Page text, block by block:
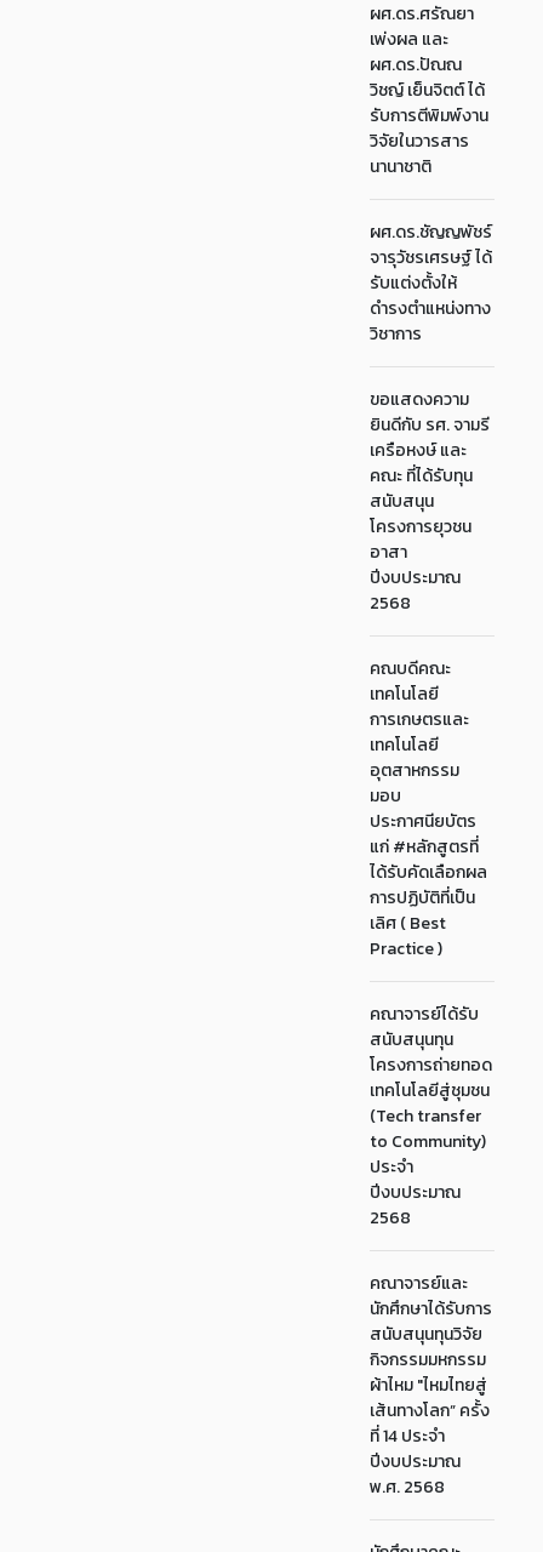
ผศ.ดร.ศรัณยา
เพ่งผล และ
ผศ.ดร.ปัณณ
วิชญ์ เย็นจิตต์ ได้
รับการตีพิมพ์งาน
วิจัยในวารสาร
นานาชาติ
ผศ.ดร.ชัญญพัชร์
จารุวัชรเศรษฐ์ ได้
รับแต่งตั้งให้
ดำรงตำแหน่งทาง
วิชาการ
ขอแสดงความ
ยินดีกับ รศ. จามรี
เครือหงษ์ และ
คณะ ที่ได้รับทุน
สนับสนุน
โครงการยุวชน
อาสา
ปีงบประมาณ
2568
คณบดีคณะ
เทคโนโลยี
การเกษตรและ
เทคโนโลยี
อุตสาหกรรม
มอบ
ประกาศนียบัตร
แก่ #หลักสูตรที่
ได้รับคัดเลือกผล
การปฏิบัติที่เป็น
เลิศ ( Best
Practice )
คณาจารย์ได้รับ
สนับสนุนทุน
โครงการถ่ายทอด
เทคโนโลยีสู่ชุมชน
(Tech transfer
to Community)
ประจำ
ปีงบประมาณ
2568
คณาจารย์และ
นักศึกษาได้รับการ
สนับสนุนทุนวิจัย
กิจกรรมมหกรรม
ผ้าไหม "ไหมไทยสู่
เส้นทางโลก” ครั้ง
ที่ 14 ประจำ
ปีงบประมาณ
พ.ศ. 2568